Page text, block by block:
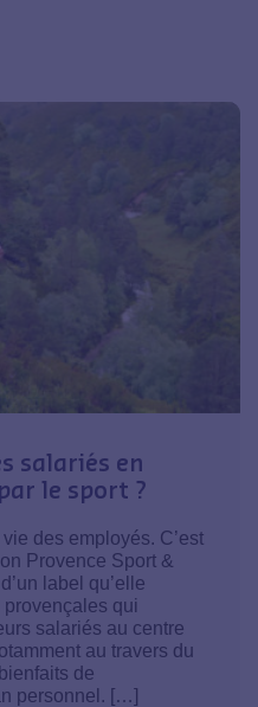
salariés en
le sport ?
des employés. C’est
Provence Sport &
label qu’elle
qui
salariés au centre
au travers du
de
personnel. […]